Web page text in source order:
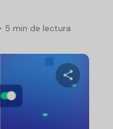
5 min de lectura